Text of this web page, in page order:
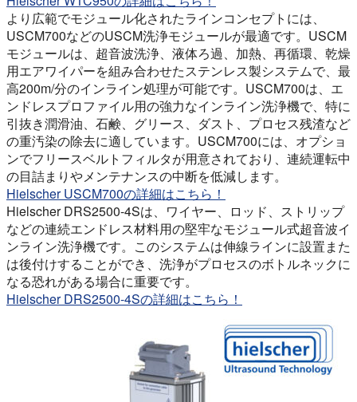
より広範でモジュール化されたラインコンセプトには、
USCM700などのUSCM洗浄モジュールが最適です。USCM
モジュールは、超音波洗浄、液体ろ過、加熱、再循環、乾燥
用エアワイパーを組み合わせたステンレス製システムで、最
高200m/分のインライン処理が可能です。USCM700は、エ
ンドレスプロファイル用の強力なインライン洗浄機で、特に
引抜き潤滑油、石鹸、グリース、ダスト、プロセス残渣など
の重汚染の除去に適しています。USCM700には、オプショ
ンでフリースベルトフィルタが用意されており、連続運転中
の目詰まりやメンテナンスの中断を低減します。
Hielscher USCM700の詳細はこちら！
Hielscher DRS2500-4Sは、ワイヤー、ロッド、ストリップ
などの連続エンドレス材料用の堅牢なモジュール式超音波イ
ンライン洗浄機です。このシステムは伸線ラインに設置また
は後付けすることができ、洗浄がプロセスのボトルネックに
なる恐れがある場合に重要です。
Hielscher DRS2500-4Sの詳細はこちら！